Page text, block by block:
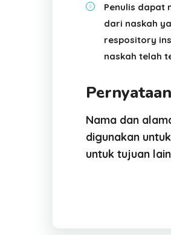
Penulis dapat
dari naskah
respository
naskah telah
Nama dan
digunakan
untuk tujuan